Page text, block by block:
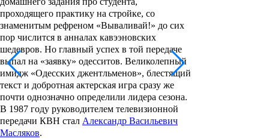
проходящего практику на стройке, со
знаменитым рефреном «Вываливай!» до сих
пор числится в анналах кавээновских
шедевров. Но главный успех в той передаче
выпал на «заявку» одесситов. Великолепный
имидж «Одесских джентльменов», блестящий
текст и добротная актерская игра сразу же
почти однозначно определили лидера сезона.
В 1987 году руководителем телевизионной
передачи КВН стал Александр Васильевич
Масляков.